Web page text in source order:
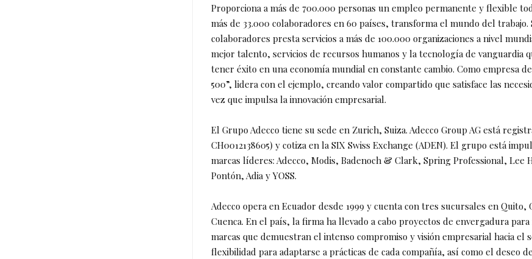
Proporciona a más de 700.000 personas un empleo permanente y flexible
más de 33.000 colaboradores en 60 países, transforma el mundo del trabajo.
colaboradores presta servicios a más de 100.000 organizaciones a nivel
mejor talento, servicios de recursos humanos y la tecnología de vanguardia
tener éxito en una economía mundial en constante cambio. Como empresa
500”, lidera con el ejemplo, creando valor compartido que satisface las
vez que impulsa la innovación empresarial.
El Grupo Adecco tiene su sede en Zurich, Suiza. Adecco Group AG está
CH0012138605) y cotiza en la SIX Swiss Exchange (ADEN). El grupo está
marcas líderes: Adecco, Modis, Badenoch & Clark, Spring Professional, Lee
Pontón, Adia y YOSS.
Adecco opera en Ecuador desde 1999 y cuenta con tres sucursales en Quito,
Cuenca. En el país, la firma ha llevado a cabo proyectos de envergadura
marcas que demuestran el intenso compromiso y visión empresarial hacia el
flexibilidad para adaptarse a prácticas de cada compañía, así como el deseo